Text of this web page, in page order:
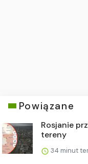
Powiązane
Rosjanie
tereny
34 minut